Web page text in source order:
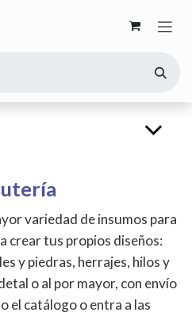
variedad de insumos para
crear tus propios diseños:
y piedras, herrajes, hilos y
o al por mayor, con envío
el catálogo o entra a las